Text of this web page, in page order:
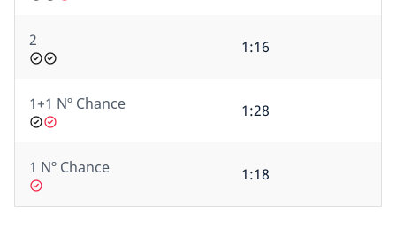
2 1:16
1+1 Nº Chance 1:28
1 Nº Chance 1:18